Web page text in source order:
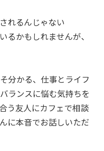
れるんじゃない
かもしれませんが、
分かる、仕事とライフ
ランスに悩む気持ちを
う友人にカフェで相談
に本音でお話しいただ